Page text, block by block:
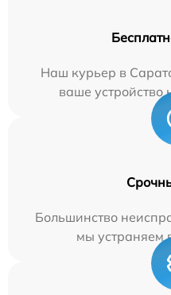
Наш курьер в
ваше устройство
Большинство
мы устраняем